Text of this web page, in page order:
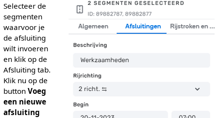
Selecteer de
segmenten
waarvoor je
de afsluiting
wilt invoeren
en klik op de
Afsluiting tab.
Klik nu op de
button Voeg
een nieuwe
afsluiting